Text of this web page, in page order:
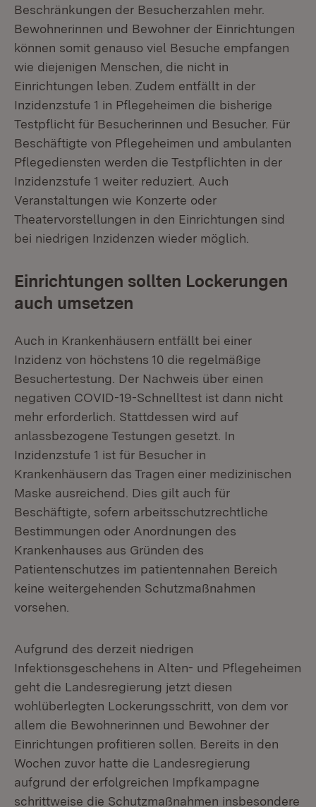
Beschränkungen der Besucherzahlen mehr.
Bewohnerinnen und Bewohner der Einrichtungen
können somit genauso viel Besuche empfangen
wie diejenigen Menschen, die nicht in
Einrichtungen leben. Zudem entfällt in der
Inzidenzstufe 1 in Pflegeheimen die bisherige
Testpflicht für Besucherinnen und Besucher. Für
Beschäftigte von Pflegeheimen und ambulanten
Pflegediensten werden die Testpflichten in der
Inzidenzstufe 1 weiter reduziert. Auch
Veranstaltungen wie Konzerte oder
Theatervorstellungen in den Einrichtungen sind
bei niedrigen Inzidenzen wieder möglich.
Einrichtungen sollten Lockerungen
auch umsetzen
Auch in Krankenhäusern entfällt bei einer
Inzidenz von höchstens 10 die regelmäßige
Besuchertestung. Der Nachweis über einen
negativen COVID-19-Schnelltest ist dann nicht
mehr erforderlich. Stattdessen wird auf
anlassbezogene Testungen gesetzt. In
Inzidenzstufe 1 ist für Besucher in
Krankenhäusern das Tragen einer medizinischen
Maske ausreichend. Dies gilt auch für
Beschäftigte, sofern arbeitsschutzrechtliche
Bestimmungen oder Anordnungen des
Krankenhauses aus Gründen des
Patientenschutzes im patientennahen Bereich
keine weitergehenden Schutzmaßnahmen
vorsehen.
Aufgrund des derzeit niedrigen
Infektionsgeschehens in Alten- und Pflegeheimen
geht die Landesregierung jetzt diesen
wohlüberlegten Lockerungsschritt, von dem vor
allem die Bewohnerinnen und Bewohner der
Einrichtungen profitieren sollen. Bereits in den
Wochen zuvor hatte die Landesregierung
aufgrund der erfolgreichen Impfkampagne
schrittweise die Schutzmaßnahmen insbesondere